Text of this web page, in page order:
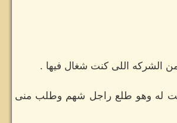
الشركه اللى كنت شغال فيها .
له وهو طلع راجل شهم وطلب منى